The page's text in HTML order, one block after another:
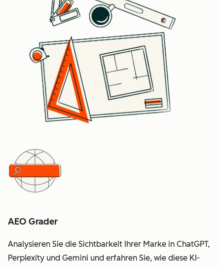
AEO Grader
Analysieren Sie die Sichtbarkeit Ihrer Marke in ChatGPT,
Perplexity und Gemini und erfahren Sie, wie diese KI-